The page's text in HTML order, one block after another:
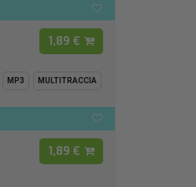
1,89 €
MP3 MULTITRACCIA
1,89 €